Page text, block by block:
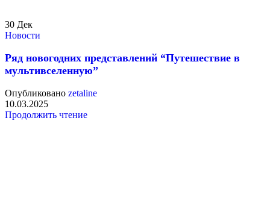
30 Дек
Новости
Ряд новогодних представлений “Путешествие в
мультивселенную”
Опубликовано zetaline
10.03.2025
Продолжить чтение